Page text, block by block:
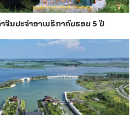
ນ​ປະ​ຈຳ​ອາ​ເມ​ຣິ​ກາ​ຄົບ​ຮອບ 5 ປີ